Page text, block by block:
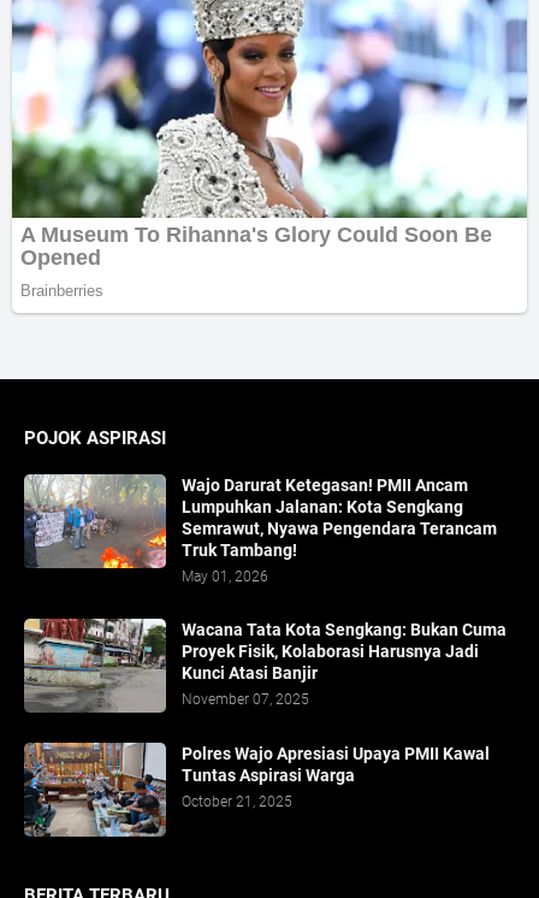
POJOK ASPIRASI
Wajo Darurat Ketegasan! PMII Ancam
Lumpuhkan Jalanan: Kota Sengkang
Semrawut, Nyawa Pengendara Terancam
Truk Tambang!
May 01, 2026
​Wacana Tata Kota Sengkang: Bukan Cuma
Proyek Fisik, Kolaborasi Harusnya Jadi
Kunci Atasi Banjir
November 07, 2025
Polres Wajo Apresiasi Upaya PMII Kawal
Tuntas Aspirasi Warga
October 21, 2025